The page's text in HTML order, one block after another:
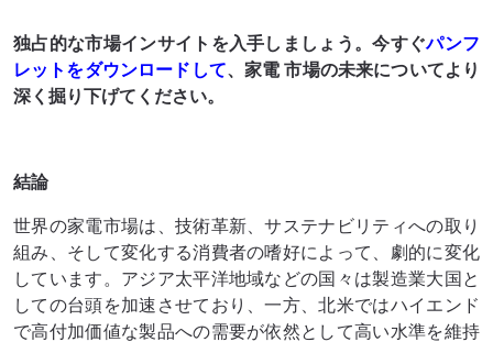
独占的な市場インサイトを入手しましょう。今すぐパンフ
レットをダウンロードして、家電 市場の未来についてより
深く掘り下げてください。
結論
世界の家電市場は、技術革新、サステナビリティへの取り
組み、そして変化する消費者の嗜好によって、劇的に変化
しています。アジア太平洋地域などの国々は製造業大国と
しての台頭を加速させており、一方、北米ではハイエンド
で高付加価値な製品への需要が依然として高い水準を維持